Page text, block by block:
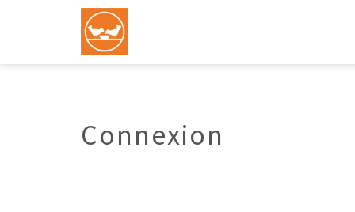
Connexion